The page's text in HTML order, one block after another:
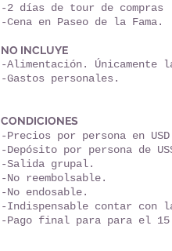
-2 días de tour de compras
-Cena en Paseo de la Fama.
NO INCLUYE
-Alimentación. Únicamente
-Gastos personales.
CONDICIONES
-Precios por persona en
-Depósito por persona de
-Salida grupal.
-No reembolsable.
-No endosable.
-Indispensable contar con
-Pago final para para el 15